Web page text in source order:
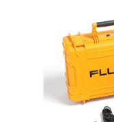
KONTAKTY
ZNAČKY